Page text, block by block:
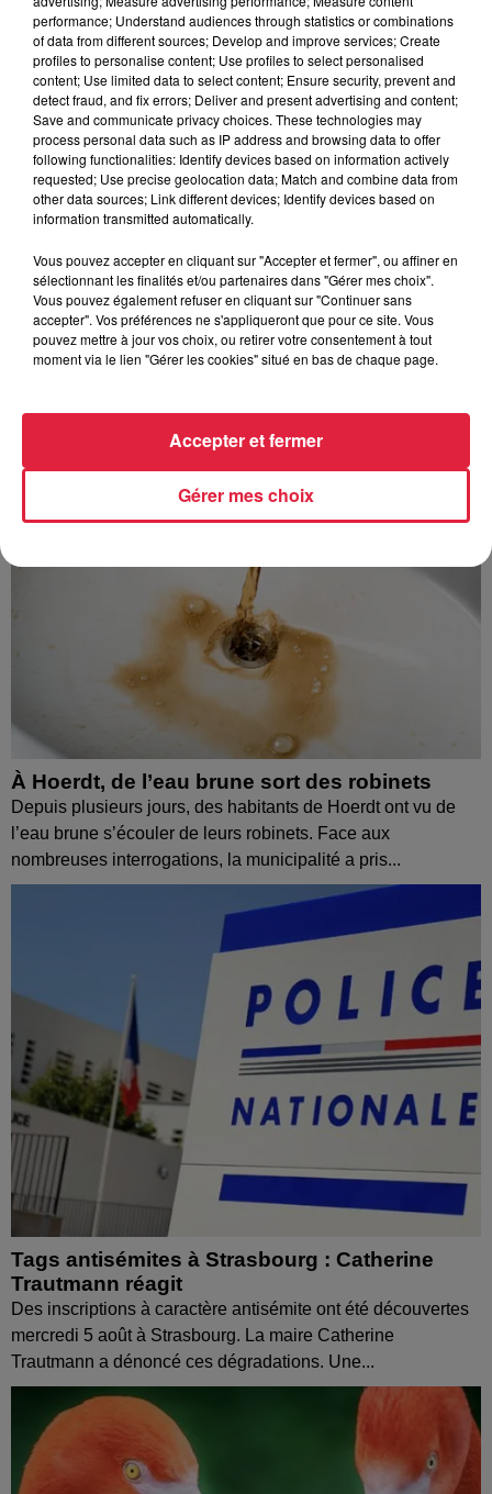
6 août 2026
Tags antisémites à Strasbourg :
Catherine Trautmann réagit
Au zoo de Mulhouse : rencontre
avec les flamants rouges
À découvrir également
À Hoerdt, de l’eau brune sort des robinets
Depuis plusieurs jours, des habitants de Hoerdt ont vu de
l’eau brune s’écouler de leurs robinets. Face aux
nombreuses interrogations, la municipalité a pris...
Tags antisémites à Strasbourg : Catherine
Trautmann réagit
Des inscriptions à caractère antisémite ont été découvertes
mercredi 5 août à Strasbourg. La maire Catherine
Trautmann a dénoncé ces dégradations. Une...
performance; Understand audiences through statistics or combinations
of data from different sources; Develop and improve services; Create
profiles to personalise content; Use profiles to select personalised
content; Use limited data to select content; Ensure security, prevent and
detect fraud, and fix errors; Deliver and present advertising and content;
Save and communicate privacy choices. These technologies may
process personal data such as IP address and browsing data to offer
following functionalities: Identify devices based on information actively
requested; Use precise geolocation data; Match and combine data from
other data sources; Link different devices; Identify devices based on
information transmitted automatically.
Vous pouvez accepter en cliquant sur "Accepter et fermer", ou affiner en
sélectionnant les finalités et/ou partenaires dans "Gérer mes choix".
Vous pouvez également refuser en cliquant sur "Continuer sans
accepter". Vos préférences ne s'appliqueront que pour ce site. Vous
pouvez mettre à jour vos choix, ou retirer votre consentement à tout
moment via le lien "Gérer les cookies" situé en bas de chaque page.
Gérer mes choix
Accepter et fermer